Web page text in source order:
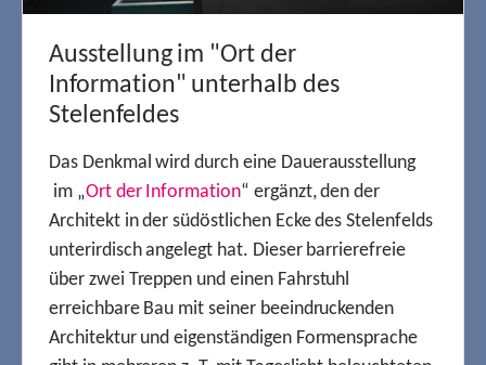
Ausstellung im "Ort der
Information" unterhalb des
Stelenfeldes
Das Denkmal wird durch eine Dauerausstellung
im „Ort der Information“ ergänzt, den der
Architekt in der südöstlichen Ecke des Stelenfelds
unterirdisch angelegt hat. Dieser barrierefreie
über zwei Treppen und einen Fahrstuhl
erreichbare Bau mit seiner beeindruckenden
Architektur und eigenständigen Formensprache